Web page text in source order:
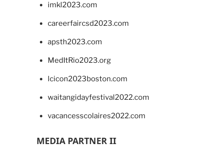
imkl2023.com
careerfaircsd2023.com
apsth2023.com
MedItRio2023.org
lcicon2023boston.com
waitangidayfestival2022.com
vacancesscolaires2022.com
MEDIA PARTNER II